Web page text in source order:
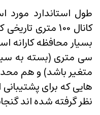
کانال 100
متغیر باشد) و هم
نظر گرفته شده اند